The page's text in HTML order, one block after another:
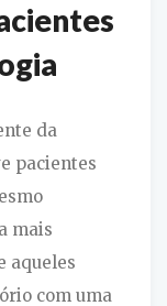
da
pacientes
mais
aqueles
com uma